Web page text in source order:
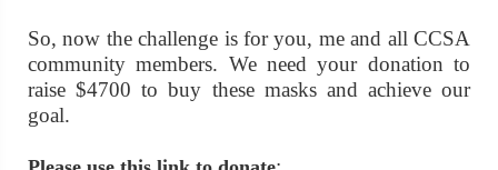
So, now the challenge is for you, me and all CCSA
community members. We need your donation to
raise $4700 to buy these masks and achieve our
goal.